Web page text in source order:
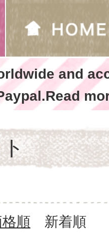
and
順 新着順